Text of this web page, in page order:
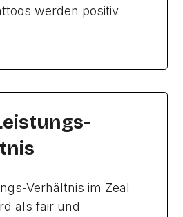
werden positiv
Verhältnis im Zeal
als fair und